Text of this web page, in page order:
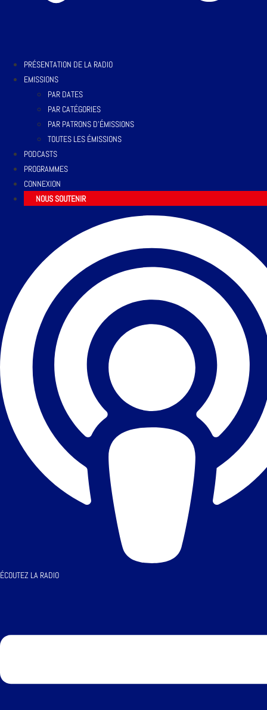
PRÉSENTATION DE LA RADIO
EMISSIONS
PAR DATES
PAR CATÉGORIES
PAR PATRONS D’ÉMISSIONS
TOUTES LES ÉMISSIONS
PODCASTS
PROGRAMMES
CONNEXION
NOUS SOUTENIR
ÉCOUTEZ LA RADIO